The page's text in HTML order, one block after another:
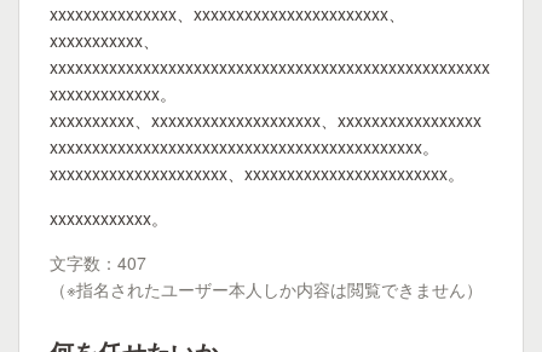
xxxxxxxxxxxxxxx、xxxxxxxxxxxxxxxxxxxxxxx、
xxxxxxxxxxx、
xxxxxxxxxxxxxxxxxxxxxxxxxxxxxxxxxxxxxxxxxxxxxxxxxxxx
xxxxxxxxxxxxx。
xxxxxxxxxx、xxxxxxxxxxxxxxxxxxxx、xxxxxxxxxxxxxxxxx
xxxxxxxxxxxxxxxxxxxxxxxxxxxxxxxxxxxxxxxxxxxx。
xxxxxxxxxxxxxxxxxxxxx、xxxxxxxxxxxxxxxxxxxxxxxx。
xxxxxxxxxxxx。
文字数：407
（※指名されたユーザー本人しか内容は閲覧できません）